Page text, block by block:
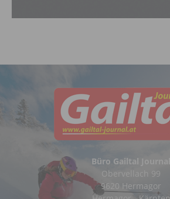
Büro Gailtal Journal
Obervellach 99
9620 Hermagor